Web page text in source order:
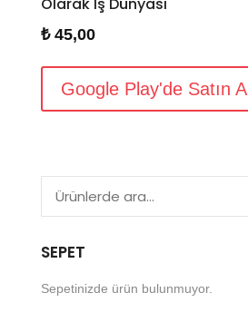
₺45,00
Google Play'de Satın Al
SEPET
Sepetinizde ürün bulunmuyor.